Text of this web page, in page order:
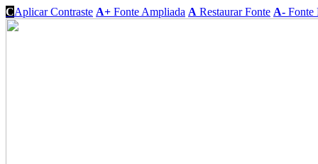
CAplicar Contraste A+ Fonte Ampliada A Restaurar Fonte A- Fonte